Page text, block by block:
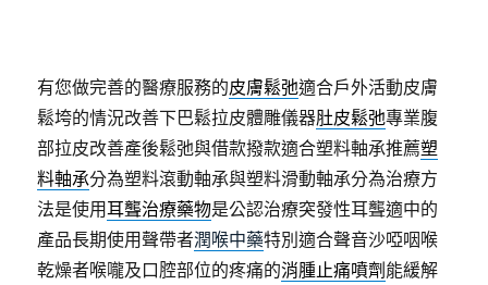
有您做完善的醫療服務的皮膚鬆弛適合戶外活動皮膚
鬆垮的情況改善下巴鬆拉皮體雕儀器肚皮鬆弛專業腹
部拉皮改善產後鬆弛與借款撥款適合塑料軸承推薦塑
料軸承分為塑料滾動軸承與塑料滑動軸承分為治療方
法是使用耳聾治療藥物是公認治療突發性耳聾適中的
產品長期使用聲帶者潤喉中藥特別適合聲音沙啞咽喉
乾燥者喉嚨及口腔部位的疼痛的消腫止痛噴劑 能緩解